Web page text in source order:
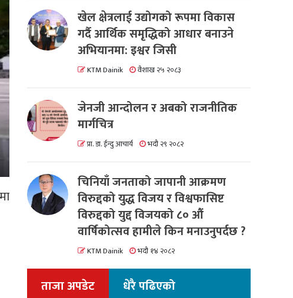
खेल क्षेत्रलाई उद्योगको रूपमा विकास
गर्दै आर्थिक समृद्धिको आधार बनाउने
अभियानमा: इश्वर जिसी
KTM Dainik वैशाख २५ २०८३
जेनजी आन्दोलन र अबको राजनीतिक
मार्गचित्र
प्रा. डा. ईन्दु आचार्य भदौ २९ २०८२
चिनियाँ जनताको जापानी आक्रमण
विरुद्दको युद्ध विजय र विश्वफासिष्ट
विरुद्दको युद्द विजयको ८० औं
वार्षिकोत्सव हामीले किन मनाउनुपर्दछ ?
KTM Dainik भदौ १४ २०८२
ताजा अपडेट धेरै पढिएको